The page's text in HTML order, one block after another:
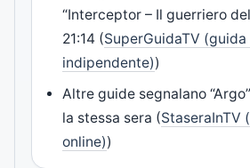
“Interceptor – Il guerriero
21:14 (SuperGuidaTV (guida
indipendente))
Altre guide segnalano
la stessa sera (StaseraInTV
online))